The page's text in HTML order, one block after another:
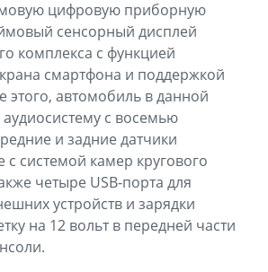
цифровую приборную
сенсорный дисплей
комплекса с функцией
смартфона и поддержкой
этого, автомобиль в данной
с восемью
и задние датчики
с системой камер кругового
четыре USB-порта для
устройств и зарядки
на 12 вольт в передней части